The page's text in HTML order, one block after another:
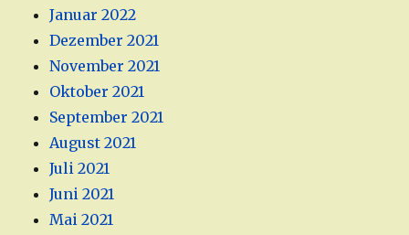
Januar 2022
Dezember 2021
November 2021
Oktober 2021
September 2021
August 2021
Juli 2021
Juni 2021
Mai 2021